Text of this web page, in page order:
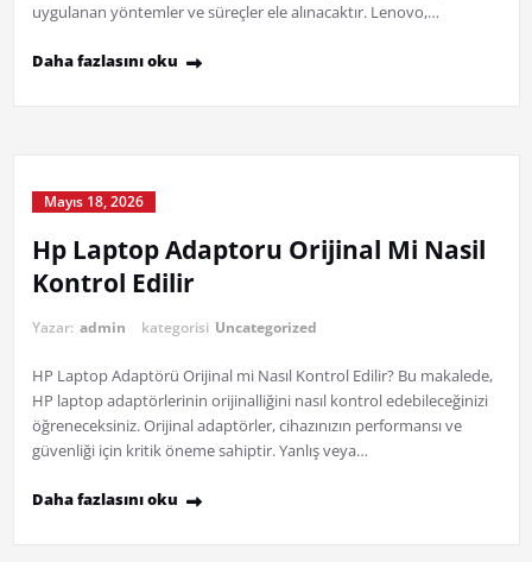
uygulanan yöntemler ve süreçler ele alınacaktır. Lenovo,…
Daha fazlasını oku
Mayıs 18, 2026
Hp Laptop Adaptoru Orijinal Mi Nasil
Kontrol Edilir
Yazar: admin kategorisi Uncategorized
HP Laptop Adaptörü Orijinal mi Nasıl Kontrol Edilir? Bu makalede,
HP laptop adaptörlerinin orijinalliğini nasıl kontrol edebileceğinizi
öğreneceksiniz. Orijinal adaptörler, cihazınızın performansı ve
güvenliği için kritik öneme sahiptir. Yanlış veya…
Daha fazlasını oku